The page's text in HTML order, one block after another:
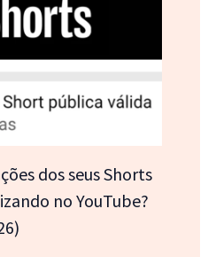
dos seus Shorts
no YouTube?